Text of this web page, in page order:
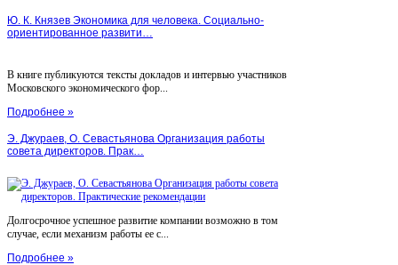
Ю. К. Князев Экономика для человека. Социально-
ориентированное развити…
В книге публикуются тексты докладов и интервью участников
Московского экономического фор...
Подробнее »
Э. Джураев, О. Севастьянова Организация работы
совета директоров. Прак…
Долгосрочное успешное развитие компании возможно в том
случае, если механизм работы ее с...
Подробнее »